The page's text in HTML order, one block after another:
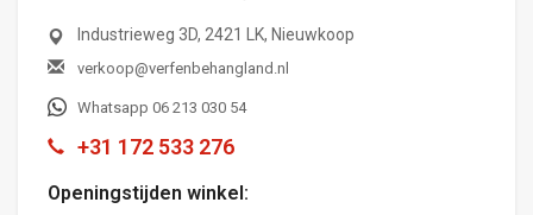
Industrieweg 3D, 2421 LK, Nieuwkoop
verkoop@verfenbehangland.nl
Whatsapp 06 213 030 54
+31 172 533 276
Openingstijden winkel: